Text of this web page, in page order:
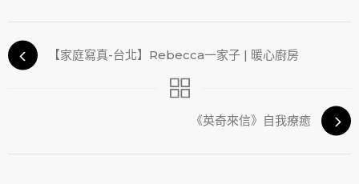
【家庭寫真-台北】Rebecca一家子 | 暖心廚房
《英奇來信》自我療癒